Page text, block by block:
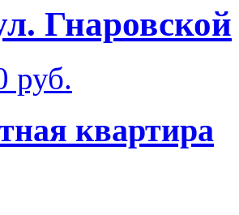
Гнаровской
руб.
квартира